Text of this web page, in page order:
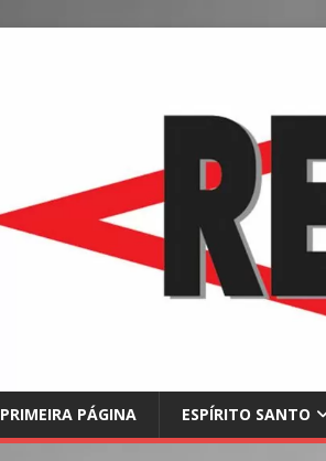
PRIMEIRA PÁGINA ESPÍRITO SANTO